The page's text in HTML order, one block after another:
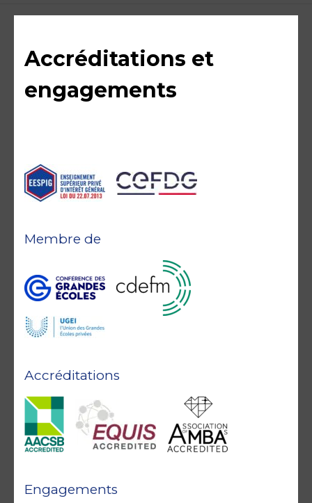
Accréditations et
engagements
Accréditations
Membre de
Engagements